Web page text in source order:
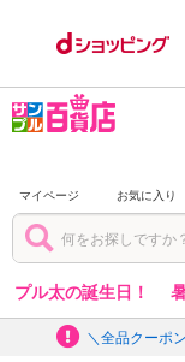
マイページ お気に入り
プル太の誕生日！
＼全品クーポ